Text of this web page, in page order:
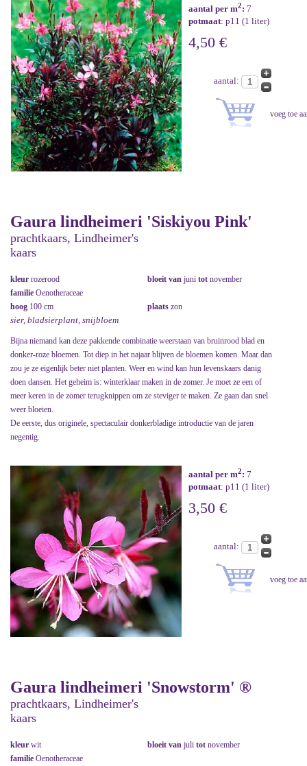
aantal per m2: 7
potmaat: p11 (1 liter)
4,50 €
aantal:
Gaura lindheimeri 'Siskiyou Pink'
prachtkaars, Lindheimer's
kaars
kleur rozerood bloeit van juni tot november
familie Oenotheraceae
hoog 100 cm plaats zon
sier, bladsierplant, snijbloem
Bijna niemand kan deze pakkende combinatie weerstaan van bruinrood blad en
donker-roze bloemen. Tot diep in het najaar blijven de bloemen komen. Maar dan
zou je ze eigenlijk beter niet planten. Weer en wind kan hun levenskaars danig
doen dansen. Het geheim is: winterklaar maken in de zomer. Je moet ze een of
meer keren in de zomer terugknippen om ze steviger te maken. Ze gaan dan snel
weer bloeien.
De eerste, dus originele, spectaculair donkerbladige introductie van de jaren
negentig.
aantal per m2: 7
potmaat: p11 (1 liter)
3,50 €
aantal:
Gaura lindheimeri 'Snowstorm' ®
prachtkaars, Lindheimer's
kaars
kleur wit bloeit van juli tot november
familie Oenotheraceae